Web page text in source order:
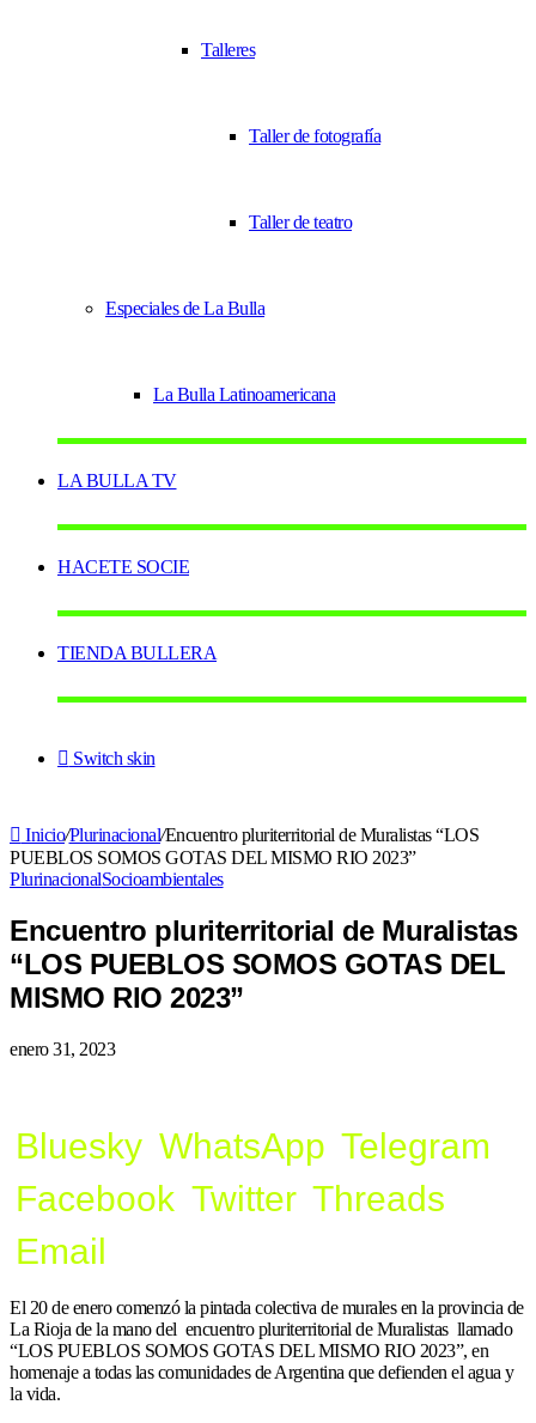
Talleres
Taller de fotografía
Taller de teatro
Especiales de La Bulla
La Bulla Latinoamericana
LA BULLA TV
HACETE SOCIE
TIENDA BULLERA
Switch skin
Inicio/Plurinacional/Encuentro pluriterritorial de Muralistas “LOS
PUEBLOS SOMOS GOTAS DEL MISMO RIO 2023”
PlurinacionalSocioambientales
Encuentro pluriterritorial de Muralistas
“LOS PUEBLOS SOMOS GOTAS DEL
MISMO RIO 2023”
enero 31, 2023
Bluesky WhatsApp Telegram
Facebook Twitter Threads
Email
El 20 de enero comenzó la pintada colectiva de murales en la provincia de
La Rioja de la mano del encuentro pluriterritorial de Muralistas llamado
“LOS PUEBLOS SOMOS GOTAS DEL MISMO RIO 2023”, en
homenaje a todas las comunidades de Argentina quedefienden el agua y
la vida.